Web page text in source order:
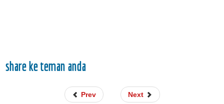
share ke teman anda
Prev Next